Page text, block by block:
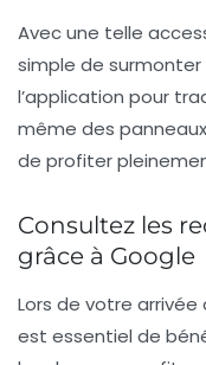
Avec une telle
simple de surmonter
l’application pour
même des
de profiter
Consultez les
grâce à Google
Lors de votre arrivée
est essentiel de